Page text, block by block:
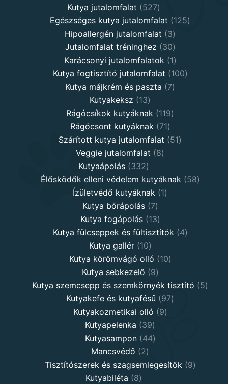
Kutya jutalomfalat 527527
products
Egészséges kutya jutalomfalat 125125
Hipoallergén jutalomfalat 33
products
Jutalomfalat tréninghez 3030
products
Karácsonyi jutalomfalatok 11
product
Kutya fogtisztító jutalomfalat 100100
Kutya májkrém és paszta 77
Kutyakeksz 1313
products
Rágócsíkok kutyáknak 119119
Rágócsont kutyáknak 7171
products
Szárított kutya jutalomfalat 5151
Veggie jutalomfalat 88
Kutyaápolás 332332
products
Élősködők elleni védelem kutyáknak 5858
Ízületvédő kutyáknak 11
Kutya bőrápolás 77
products
Kutya fogápolás 1313
products
Kutya fülcseppek és fültisztítók 44
Kutya gallér 1010
products
Kutya körömvágó olló 1010
Kutya sebkezelő 99
products
Kutya szemcsepp és szemkörnyék tisztító 55
Kutyakefe és kutyafésű 9797
Kutyakozmetikai olló 99
Kutyapelenka 3939
products
Kutyasampon 4444
Mancsvédő 22
products
Tisztítószerek és szagsemlegesítők 99
Kutyabiléta 88